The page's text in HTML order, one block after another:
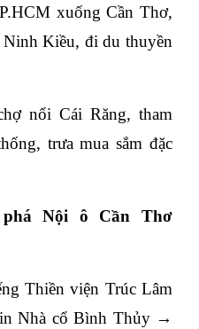
xuống Cần Thơ,
Kiều, đi du thuyền
nổi Cái Răng, tham
trưa mua sắm đặc
Nội ô Cần Thơ
Thiền viện Trúc Lâm
Nhà cổ Bình Thủy →